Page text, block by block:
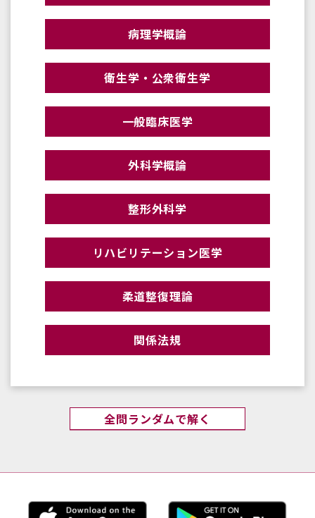
病理学概論
衛生学・公衆衛生学
一般臨床医学
外科学概論
整形外科学
リハビリテーション医学
柔道整復理論
関係法規
全問ランダムで解く